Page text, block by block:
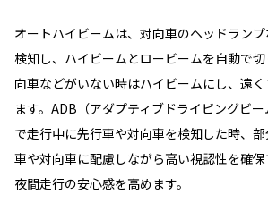
オートハイビームは、対向車のヘッドラン
検知し、ハイビームとロービームを自動で
向車などがいない時はハイビームにし、遠
ます。ADB（アダプティブドライビングビ
で走行中に先行車や対向車を検知した時、
車や対向車に配慮しながら高い視認性を確
夜間走行の安心感を高めます。